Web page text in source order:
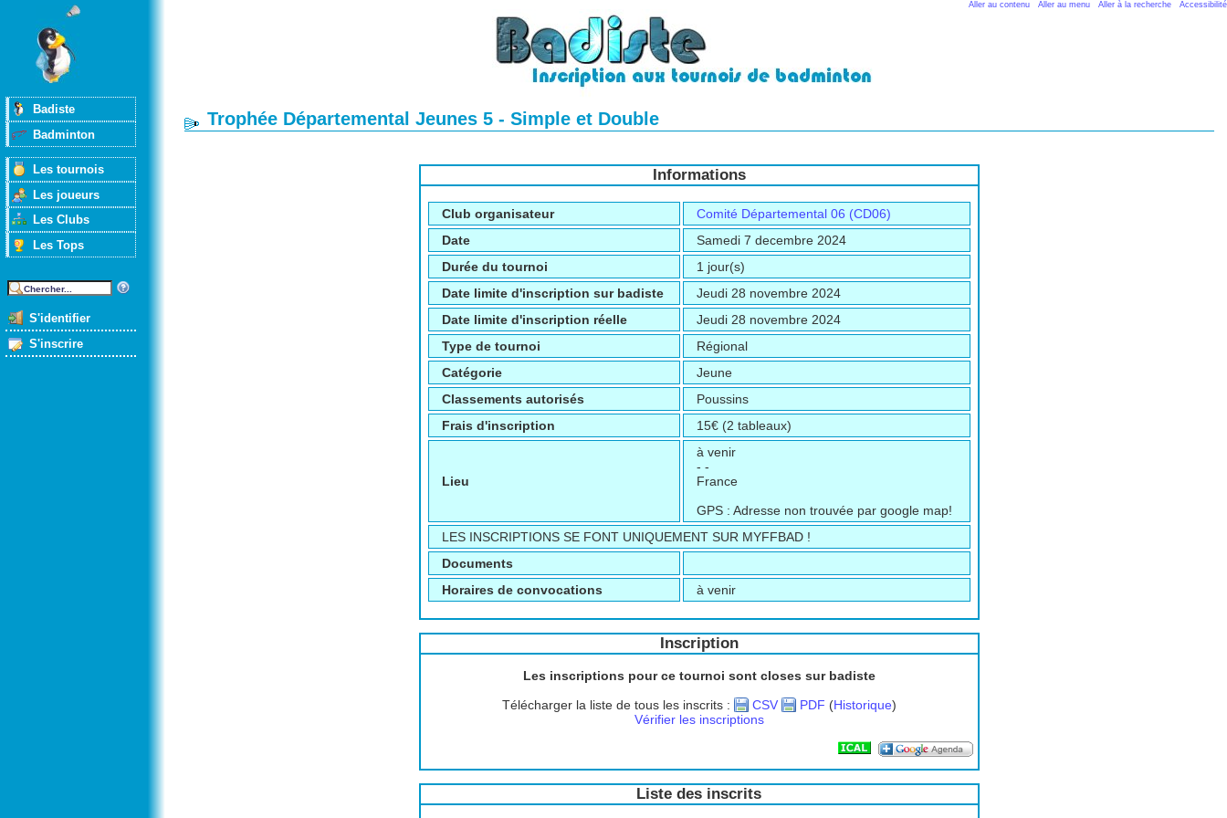
Aller au contenu Aller au menu Aller à la recherche Accessibilité
Badiste
Badminton
Les tournois
Les joueurs
Les Clubs
Les Tops
S'identifier
S'inscrire
Trophée Départemental Jeunes 5 - Simple et Double
Informations
Club organisateur
Comité Départemental 06 (CD06)
Date
Samedi 7 decembre 2024
Durée du tournoi
1 jour(s)
Date limite d'inscription sur badiste
Jeudi 28 novembre 2024
Date limite d'inscription réelle
Jeudi 28 novembre 2024
Type de tournoi
Régional
Catégorie
Jeune
Classements autorisés
Poussins
Frais d'inscription
15€ (2 tableaux)
Lieu
à venir
- -
France
GPS : Adresse non trouvée par google map!
LES INSCRIPTIONS SE FONT UNIQUEMENT SUR MYFFBAD !
Documents
Horaires de convocations
à venir
Inscription
Les inscriptions pour ce tournoi sont closes sur badiste
Télécharger la liste de tous les inscrits :
CSV PDF (Historique)
Vérifier les inscriptions
Liste des inscrits